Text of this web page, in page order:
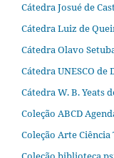
Cátedra Josué de
Cátedra Luiz de
Cátedra Olavo
Cátedra UNESCO de
Cátedra W. B. Yeats
Coleção ABCD
Coleção Arte